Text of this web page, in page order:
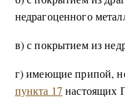
недрагоценного
в) с покрытием из
г) имеющие припой,
пункта 17 настоящих